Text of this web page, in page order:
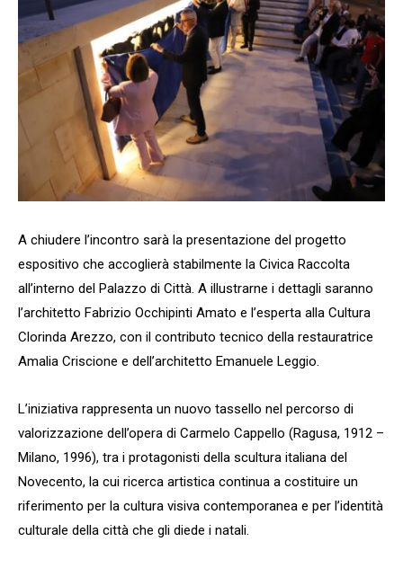
A chiudere l’incontro sarà la presentazione del progetto
espositivo che accoglierà stabilmente la Civica Raccolta
all’interno del Palazzo di Città. A illustrarne i dettagli saranno
l’architetto Fabrizio Occhipinti Amato e l’esperta alla Cultura
Clorinda Arezzo, con il contributo tecnico della restauratrice
Amalia Criscione e dell’architetto Emanuele Leggio.
L’iniziativa rappresenta un nuovo tassello nel percorso di
valorizzazione dell’opera di Carmelo Cappello (Ragusa, 1912 –
Milano, 1996), tra i protagonisti della scultura italiana del
Novecento, la cui ricerca artistica continua a costituire un
riferimento per la cultura visiva contemporanea e per l’identità
culturale della città che gli diede i natali.